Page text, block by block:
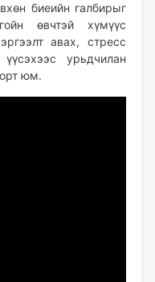
биеийн галбирыг
өвчтэй хүмүүс
авах, стресс
урьдчилан
юм.